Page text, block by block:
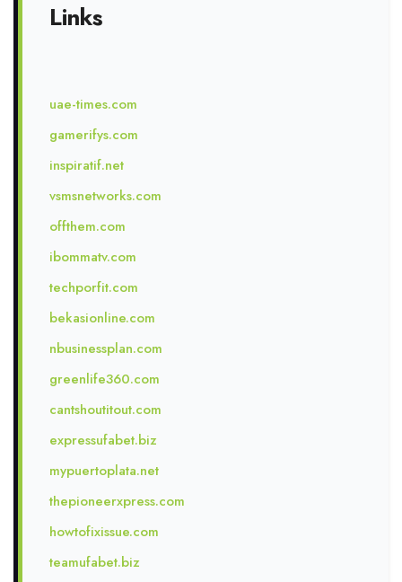
Links
uae-times.com
gamerifys.com
inspiratif.net
vsmsnetworks.com
offthem.com
ibommatv.com
techporfit.com
bekasionline.com
nbusinessplan.com
greenlife360.com
cantshoutitout.com
expressufabet.biz
mypuertoplata.net
thepioneerxpress.com
howtofixissue.com
teamufabet.biz